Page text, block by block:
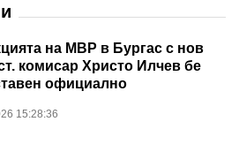
на МВР в Бургас с нов
комисар Христо Илчев бе
официално
15:28:36